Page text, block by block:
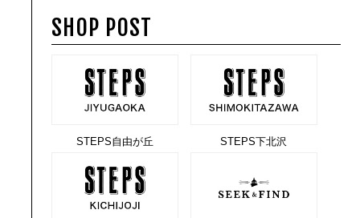
SHOP POST
STEPS自由が丘 STEPS下北沢